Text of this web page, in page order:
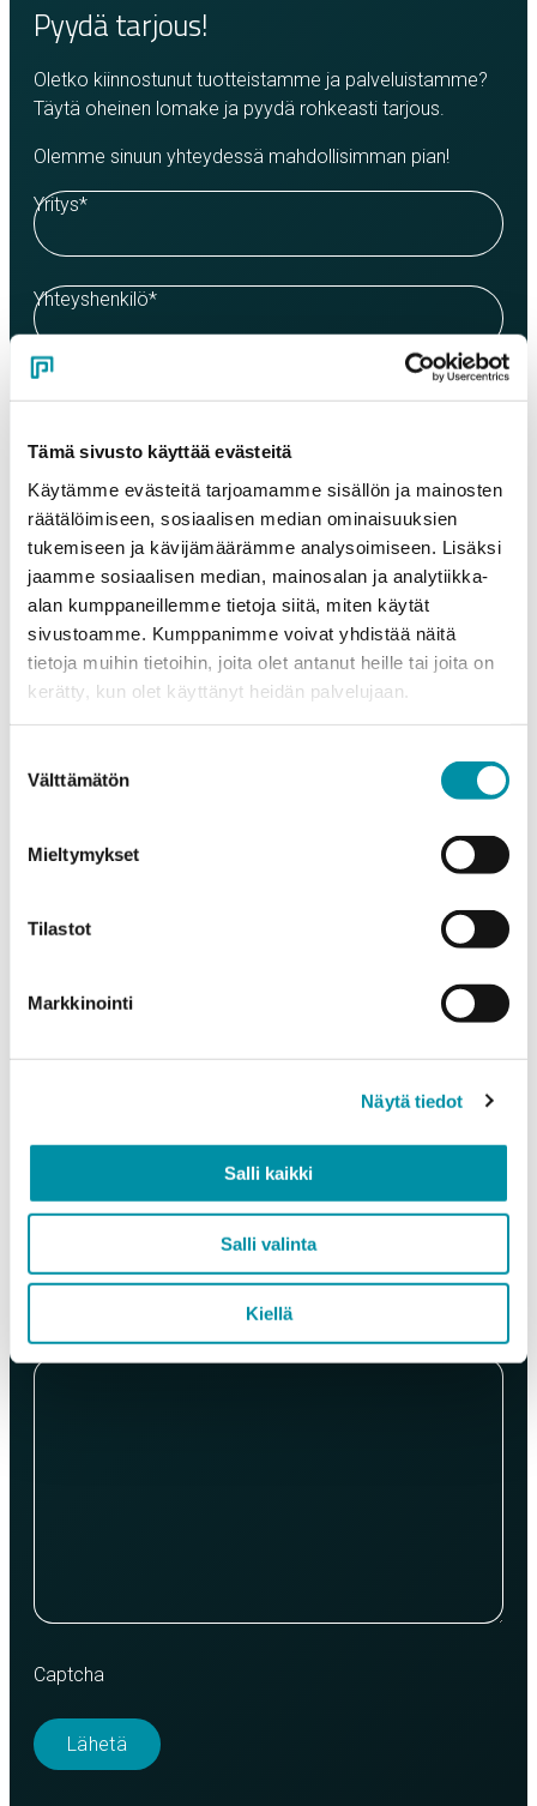
Tämä sivusto käyttää evästeitä
Käytämme evästeitä tarjoamamme sisällön ja mainosten
räätälöimiseen, sosiaalisen median ominaisuuksien
tukemiseen ja kävijämäärämme analysoimiseen. Lisäksi
jaamme sosiaalisen median, mainosalan ja analytiikka-
alan kumppaneillemme tietoja siitä, miten käytät
sivustoamme. Kumppanimme voivat yhdistää näitä
tietoja muihin tietoihin, joita olet antanut heille tai joita on
kerätty, kun olet käyttänyt heidän palvelujaan.
valinta
Välttämätön
Mieltymykset
Tilastot
Markkinointi
Näytä tiedot
Salli kaikki
Salli valinta
Kiellä
Pyydä tarjous!
Oletko kiinnostunut tuotteistamme ja palveluistamme?
Täytä oheinen lomake ja pyydä rohkeasti tarjous.
Olemme sinuun yhteydessä mahdollisimman pian!
Yritys*
Yhteyshenkilö*
Puhelinnumero
Tuotteet
Valitse tuote ja syötä tilauksen määrä metreinä. Huomioithan, että
valittu laatu määrittää tilauksen minimipainon.
Tuote
Paino (kg)
Lisätietoja
Täytä lisätiedot esim. profiilin toimituspituus, raaka vai
pintakäsitelty profiili sekä muut mahdolliset toiveet.
Captcha